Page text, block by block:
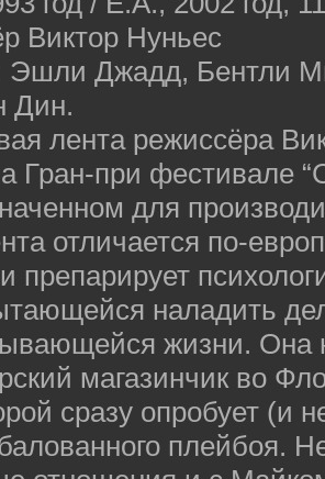
Виктор Нуньес
Эшли Джадд, Бентли
Дин.
лента режиссёра
Гран-при фестивале
для
отличается по-
препарирует
наладить
жизни. Она
магазинчик во
сразу опробует (и
плейбоя.